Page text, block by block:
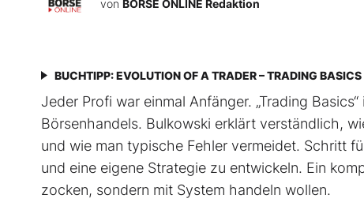
von BÖRSE ONLINE Redaktion
BUCHTIPP: EVOLUTION OF A TRADER – TRADING BASICS
Jeder Profi war einmal Anfänger. „Trading
Börsenhandels. Bulkowski erklärt verständlich,
und wie man typische Fehler vermeidet. Schritt
und eine eigene Strategie zu entwickeln. Ein
zocken, sondern mit System handeln wollen.